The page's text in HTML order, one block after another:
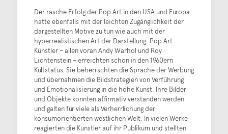
Der rasche Erfolg der Pop Art in den USA und Europa
hatte ebenfalls mit der leichten Zugänglichkeit der
dargestellten Motive zu tun wie auch mit der
hyperrealistischen Art der Darstellung. Pop Art
Künstler – allen voran Andy Warhol und Roy
Lichtenstein – erreichten schon in den 1960ern
Kultstatus. Sie beherrschten die Sprache der Werbung
und übernahmen die Bildstrategien von Verführung
und Emotionalisierung in die hohe Kunst. Ihre Bilder
und Objekte konnten affirmativ verstanden werden
und galten für viele als Verherrlichung der
konsumorientierten westlichen Welt. In vielen Werke
reagierten die Künstler auf ihr Publikum und stellten